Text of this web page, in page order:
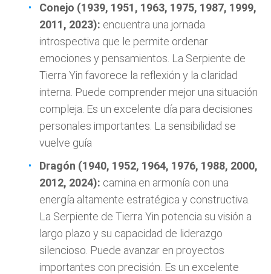
Conejo (1939, 1951, 1963, 1975, 1987, 1999,
2011, 2023): encuentra una jornada
introspectiva que le permite ordenar
emociones y pensamientos. La Serpiente de
Tierra Yin favorece la reflexión y la claridad
interna. Puede comprender mejor una situación
compleja. Es un excelente día para decisiones
personales importantes. La sensibilidad se
vuelve guía
Dragón (1940, 1952, 1964, 1976, 1988, 2000,
2012, 2024): camina en armonía con una
energía altamente estratégica y constructiva.
La Serpiente de Tierra Yin potencia su visión a
largo plazo y su capacidad de liderazgo
silencioso. Puede avanzar en proyectos
importantes con precisión. Es un excelente